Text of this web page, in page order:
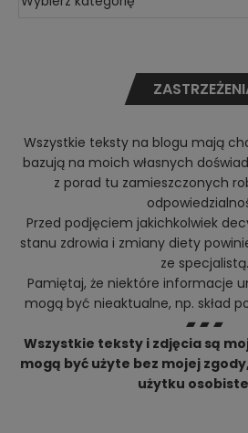
Wszystkie teksty na blogu mają
bazują na moich własnych
z porad tu zamieszczonych
Przed podjęciem jakichkolwiek
stanu zdrowia i zmiany diety
ze specjalistą.
Pamiętaj, że niektóre informacje
mogą być nieaktualne, np. skład
▰ ▰ ▰
Wszystkie teksty i zdjęcia są
mogą być użyte bez mojej
użytku